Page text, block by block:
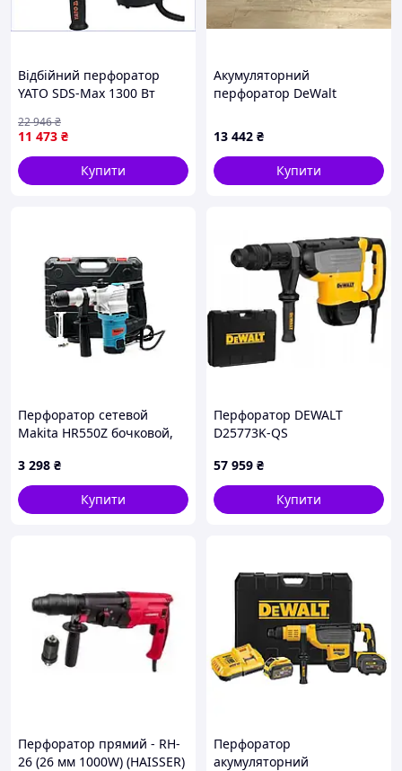
Відбійний перфоратор
YATO SDS-Max 1300 Вт
та залізобетону з
антивібрацією
11 473 ₴
22 946₴
Купити
Акумуляторний
перфоратор DeWalt
13 442 ₴
Купити
Перфоратор сетевой
Makita HR550Z бочковой,
бочковой sds plus
JGGW_3298
3 298 ₴
Купити
Перфоратор DEWALT
D25773K-QS
57 959 ₴
Купити
Перфоратор прямий - RH-
26 (26 мм 1000W) (HAISSER)
Перфоратор
акумуляторний